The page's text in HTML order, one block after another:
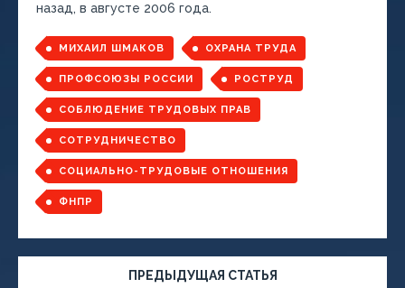
назад, в августе 2006 года.
МИХАИЛ ШМАКОВ ОХРАНА ТРУДА
ПРОФСОЮЗЫ РОССИИ РОСТРУД
СОБЛЮДЕНИЕ ТРУДОВЫХ ПРАВ
СОТРУДНИЧЕСТВО
СОЦИАЛЬНО-ТРУДОВЫЕ ОТНОШЕНИЯ
ФНПР
ПРЕДЫДУЩАЯ СТАТЬЯ